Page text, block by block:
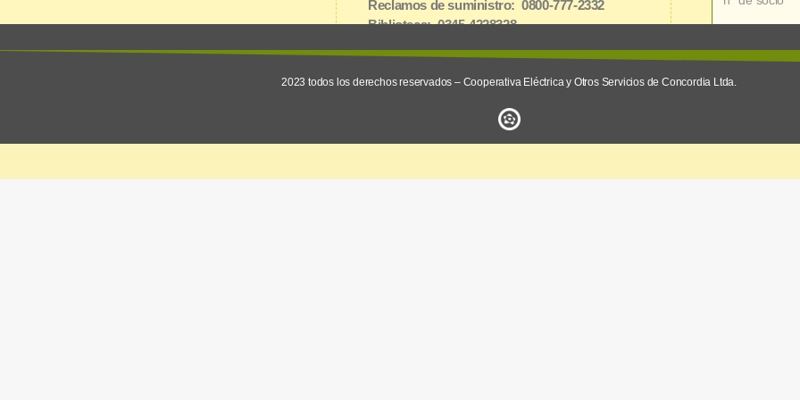
Reclamos de suministro: 0800-777-2332
Biblioteca: 0345-4228328
2023 todos los derechos reservados – Cooperativa Eléctrica y Otros Servicios de Concordia Ltda.